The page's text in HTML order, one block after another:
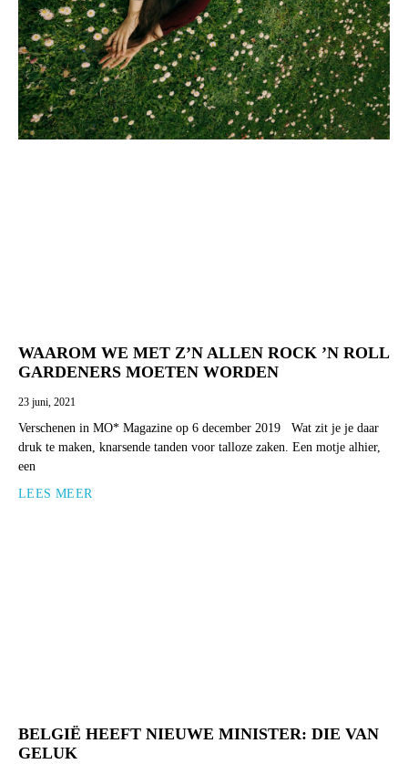
WAAROM WE MET Z’N ALLEN ROCK ’N ROLL
GARDENERS MOETEN WORDEN
23 juni, 2021
Verschenen in MO* Magazine op 6 december 2019 Wat zit je je daar
druk te maken, knarsende tanden voor talloze zaken. Een motje alhier,
een
LEES MEER
BELGIË HEEFT NIEUWE MINISTER: DIE VAN
GELUK